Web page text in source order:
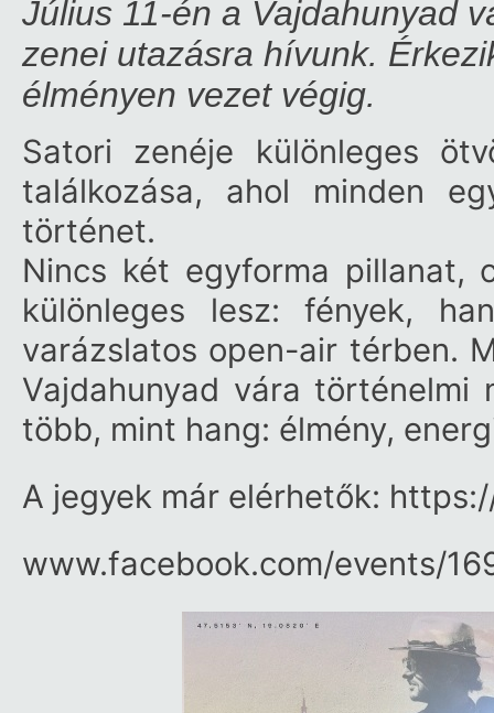
Július 11-én a Vajdahunyad
zenei utazásra hívunk.
élményen vezet végig.
Satori zenéje különleges
találkozása, ahol minden
történet.
Nincs két egyforma
különleges lesz: fények,
varázslatos open-air térben.
Vajdahunyad vára
több, mint hang: élmény,
A jegyek már elérhetők:
www.facebook.com/​events/​